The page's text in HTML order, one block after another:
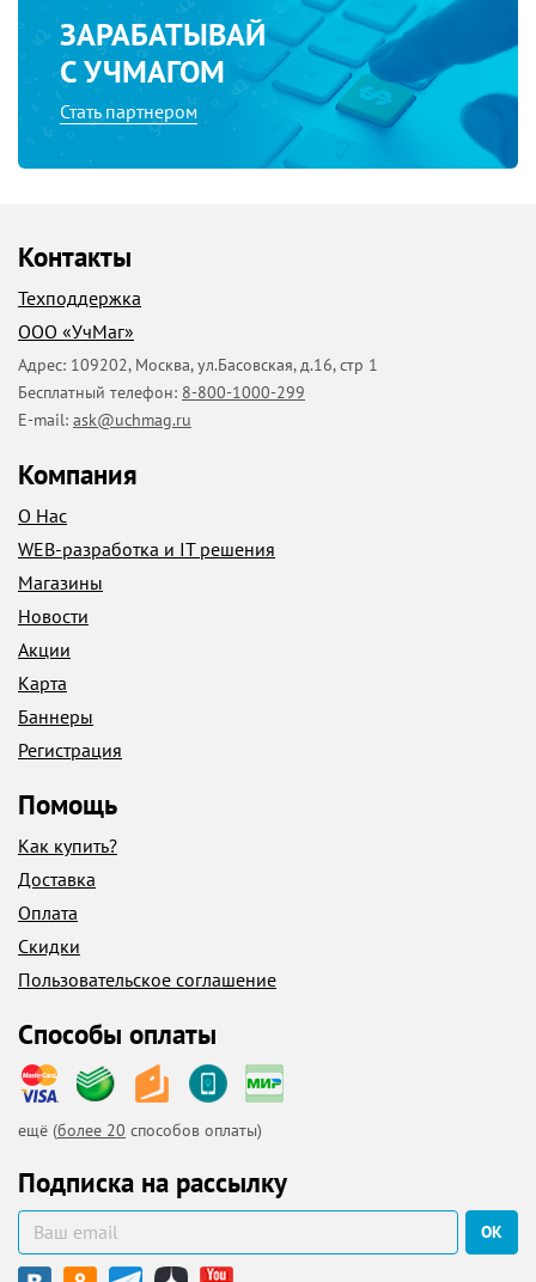
ЗАРАБАТЫВАЙ
С УЧМАГОМ
Стать партнером
Контакты
Техподдержка
ООО «УчМаг»
Адрес: 109202, Москва,ул.Басовская, д.16, стр 1
Бесплатный телефон: 8-800-1000-299
E-mail: ask@uchmag.ru
Компания
О Нас
WEB-разработка и IT решения
Магазины
Новости
Акции
Карта
Баннеры
Регистрация
Помощь
Как купить?
Доставка
Оплата
Скидки
Пользовательское соглашение
Способы оплаты
ещё (более 20 способов оплаты)
Подписка на рассылку
ОК